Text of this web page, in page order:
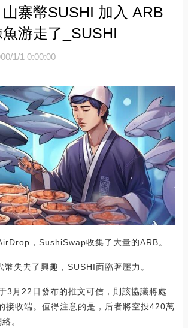
寨幣SUSHI 加入 ARB
游走了_SUSHI
1/1 0:00:00
，SushiSwap收集了大量的ARB。
幣失去了興趣，SUSHI面臨著壓力。
3月22日發布的推文可信，則該協議將處
接收端。值得注意的是，后者將空投420萬
。